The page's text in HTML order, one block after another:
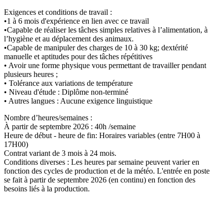
Exigences et conditions de travail :
•1 à 6 mois d'expérience en lien avec ce travail
•Capable de réaliser les tâches simples relatives à l’alimentation, à
l’hygiène et au déplacement des animaux.
•Capable de manipuler des charges de 10 à 30 kg; dextérité
manuelle et aptitudes pour des tâches répétitives
• Avoir une forme physique vous permettant de travailler pendant
plusieurs heures ;
• Tolérance aux variations de température
• Niveau d'étude : Diplôme non-terminé
• Autres langues : Aucune exigence linguistique
Nombre d’heures/semaines :
À partir de septembre 2026 : 40h /semaine
Heure de début - heure de fin: Horaires variables (entre 7H00 à
17H00)
Contrat variant de 3 mois à 24 mois.
Conditions diverses : Les heures par semaine peuvent varier en
fonction des cycles de production et de la météo. L'entrée en poste
se fait à partir de septembre 2026 (en continu) en fonction des
besoins liés à la production.